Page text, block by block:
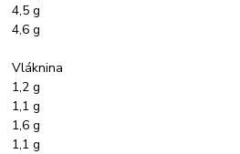
4,5 g
4,6 g
Vláknina
1,2 g
1,1 g
1,6 g
1,1 g